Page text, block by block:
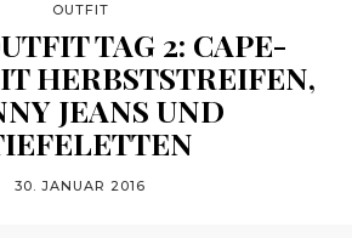
OUTFIT
TAG 2: CAPE-
HERBSTSTREIFEN,
JEANS UND
30. JANUAR 2016